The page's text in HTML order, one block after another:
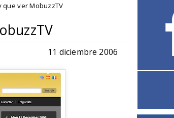
que ver MobuzzTV
11 diciembre 2006